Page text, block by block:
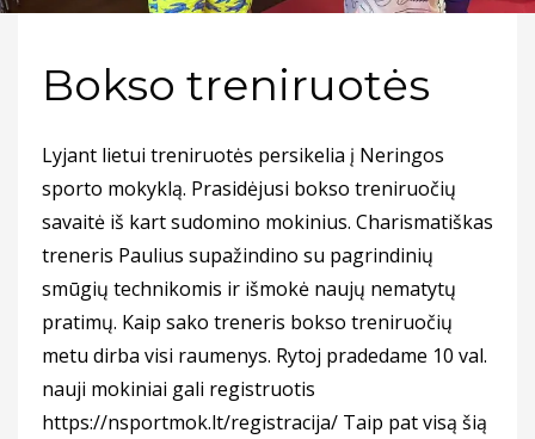
Bokso treniruotės
Lyjant lietui treniruotės persikelia į Neringos
sporto mokyklą. Prasidėjusi bokso treniruočių
savaitė iš kart sudomino mokinius. Charismatiškas
treneris Paulius supažindino su pagrindinių
smūgių technikomis ir išmokė naujų nematytų
pratimų. Kaip sako treneris bokso treniruočių
metu dirba visi raumenys. Rytoj pradedame 10 val.
nauji mokiniai gali registruotis
https://nsportmok.lt/registracija/ Taip pat visą šią